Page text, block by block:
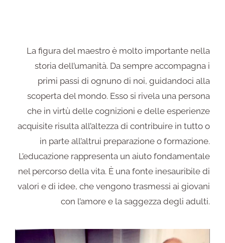
La figura del maestro è molto importante nella
storia dell’umanità. Da sempre accompagna i
primi passi di ognuno di noi, guidandoci alla
scoperta del mondo. Esso si rivela una persona
che in virtù delle cognizioni e delle esperienze
acquisite risulta all’altezza di contribuire in tutto o
in parte all’altrui preparazione o formazione.
L’educazione rappresenta un aiuto fondamentale
nel percorso della vita. È una fonte inesauribile di
valori e di idee, che vengono trasmessi ai giovani
con l’amore e la saggezza degli adulti.